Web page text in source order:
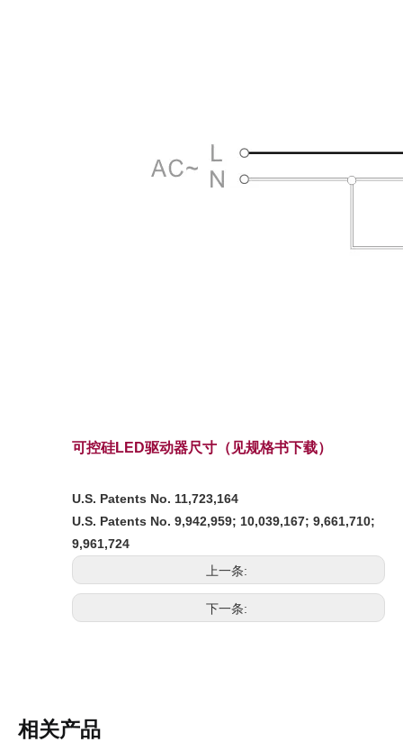
可控硅LED驱动器尺寸（见规格书下载）
U.S. Patents No. 11,723,164
U.S. Patents No. 9,942,959; 10,039,167; 9,661,710;
9,961,724
上一条:
下一条:
相关产品